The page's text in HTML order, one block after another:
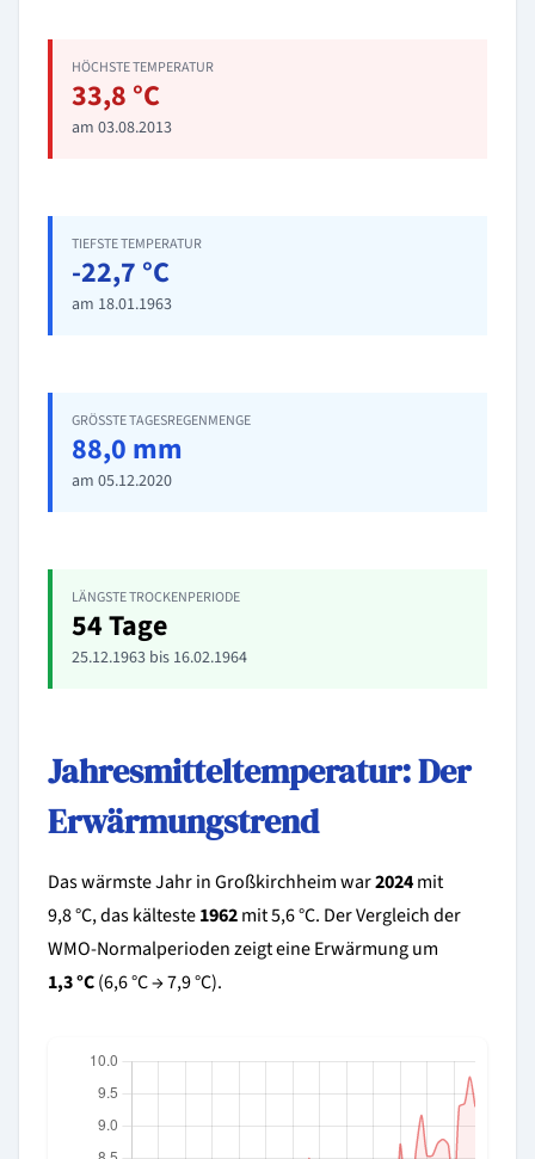
HÖCHSTE TEMPERATUR
33,8 °C
am 03.08.2013
TIEFSTE TEMPERATUR
-22,7 °C
am 18.01.1963
GRÖSSTE TAGESREGENMENGE
88,0 mm
am 05.12.2020
LÄNGSTE TROCKENPERIODE
54 Tage
25.12.1963 bis 16.02.1964
Jahresmitteltemperatur: Der
Erwärmungstrend
Das wärmste Jahr in Großkirchheim war2024mit
9,8 °C, das kälteste1962mit 5,6 °C. Der Vergleich der
WMO-Normalperioden zeigt eine Erwärmung um
1,3 °C(6,6 °C → 7,9 °C).